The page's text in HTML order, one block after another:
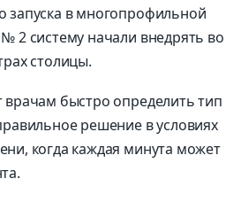
запуска в многопрофильной
2 систему начали внедрять во
столицы.
врачам быстро определить тип
решение в условиях
когда каждая минута может